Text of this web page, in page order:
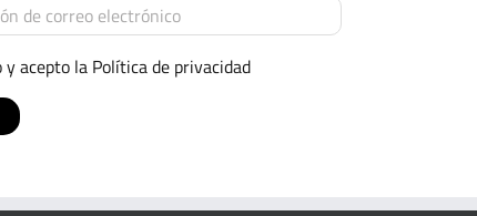
y acepto la Política de privacidad